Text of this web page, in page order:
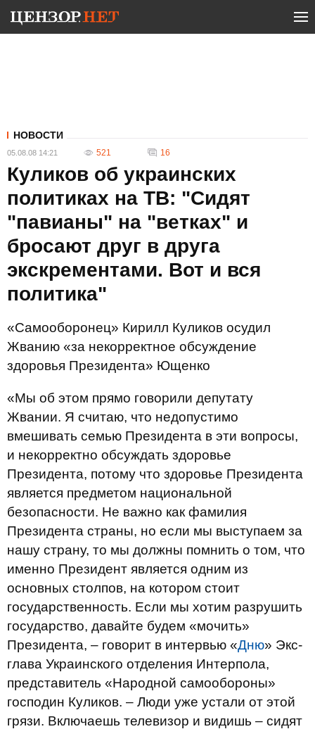
НОВОСТИ
05.08.08 14:21 521 16
Куликов об украинских
политиках на ТВ: "Сидят
"павианы" на "ветках" и
бросают друг в друга
экскрементами. Вот и вся
политика"
«Самооборонец» Кирилл Куликов осудил
Жванию «за некорректное обсуждение
здоровья Президента» Ющенко
«Мы об этом прямо говорили депутату
Жвании. Я считаю, что недопустимо
вмешивать семью Президента в эти вопросы,
и некорректно обсуждать здоровье
Президента, потому что здоровье Президента
является предметом национальной
безопасности. Не важно как фамилия
Президента страны, но если мы выступаем за
нашу страну, то мы должны помнить о том, что
именно Президент является одним из
основных столпов, на котором стоит
государственность. Если мы хотим разрушить
государство, давайте будем «мочить»
Президента, – говорит в интервью «Дню» Экс-
глава Украинского отделения Интерпола,
представитель «Народной самообороны»
господин Куликов. – Люди уже устали от этой
грязи. Включаешь телевизор и видишь – сидят